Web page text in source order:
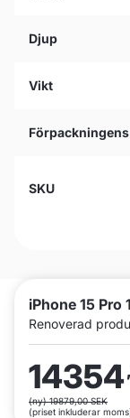
iPhone 15 Pro
Renoverad
14354
(ny) 19879,00 SEK
(priset inkluderar
Djup
Vikt
SKU